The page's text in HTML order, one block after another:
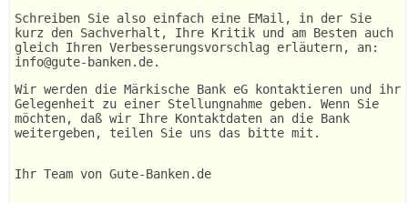
Schreiben Sie also einfach eine EMail, in der Sie
kurz den Sachverhalt, Ihre Kritik und am Besten auch
gleich Ihren Verbesserungsvorschlag erläutern, an:
info@gute-banken.de.
Wir werden die Märkische Bank eG kontaktieren und ihr
Gelegenheit zu einer Stellungnahme geben. Wenn Sie
möchten, daß wir Ihre Kontaktdaten an die Bank
weitergeben, teilen Sie uns das bitte mit.
Ihr Team von Gute-Banken.de